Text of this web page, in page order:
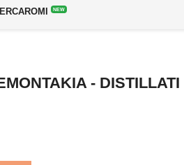
NEW
- DISTILLATI